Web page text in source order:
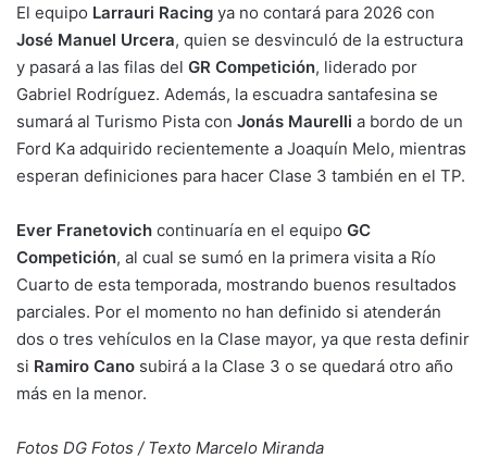
El equipo Larrauri Racing ya no contará para 2026 con
José Manuel Urcera, quien se desvinculó de la estructura
y pasará a las filas del GR Competición, liderado por
Gabriel Rodríguez. Además, la escuadra santafesina se
sumará al Turismo Pista con Jonás Maurelli a bordo de un
Ford Ka adquirido recientemente a Joaquín Melo, mientras
esperan definiciones para hacer Clase 3 también en el TP.
Ever Franetovich continuaría en el equipo GC
Competición, al cual se sumó en la primera visita a Río
Cuarto de esta temporada, mostrando buenos resultados
parciales. Por el momento no han definido si atenderán
dos o tres vehículos en la Clase mayor, ya que resta definir
si Ramiro Cano subirá a la Clase 3 o se quedará otro año
más en la menor.
Fotos DG Fotos / Texto Marcelo Miranda